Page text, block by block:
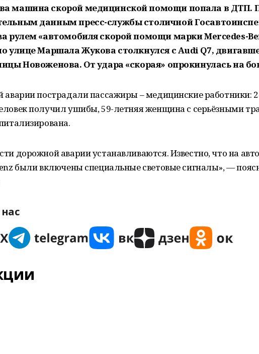
машина скорой медицинской помощи попала в ДТП.
данным пресс-службы столичной
рулем «автомобиля скорой помощи марки Mercedes-
улице Маршала Жукова столкнулся с Audi Q7,
Новоженова. От удара «скорая» опрокинулась на
аварии пострадали пассажиры – медицинские работники:
получил ушибы, 59-летняя женщина с серьёзными
дорожной аварии устанавливаются. Известно, что на
были включены специальные световые сигналы», —